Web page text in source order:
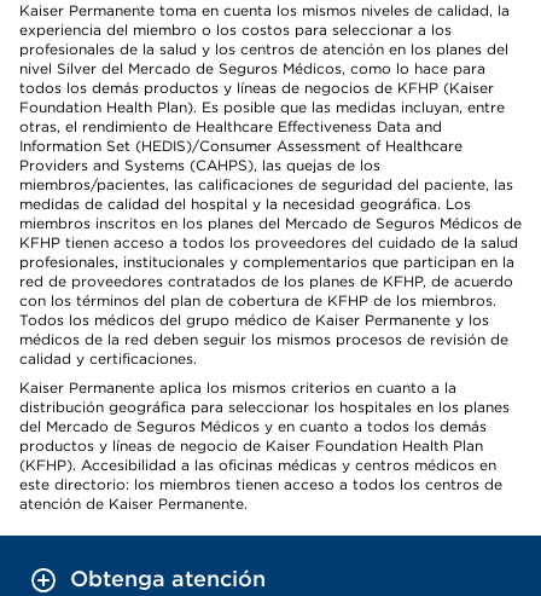
Kaiser Permanente toma en cuenta los mismos niveles de calidad, la
experiencia del miembro o los costos para seleccionar a los
profesionales de la salud y los centros de atención en los planes del
nivel Silver del Mercado de Seguros Médicos, como lo hace para
todos los demás productos y líneas de negocios de KFHP (Kaiser
Foundation Health Plan). Es posible que las medidas incluyan, entre
otras, el rendimiento de Healthcare Effectiveness Data and
Information Set (HEDIS)/Consumer Assessment of Healthcare
Providers and Systems (CAHPS), las quejas de los
miembros/pacientes, las calificaciones de seguridad del paciente, las
medidas de calidad del hospital y la necesidad geográfica. Los
miembros inscritos en los planes del Mercado de Seguros Médicos de
KFHP tienen acceso a todos los proveedores del cuidado de la salud
profesionales, institucionales y complementarios que participan en la
red de proveedores contratados de los planes de KFHP, de acuerdo
con los términos del plan de cobertura de KFHP de los miembros.
Todos los médicos del grupo médico de Kaiser Permanente y los
médicos de la red deben seguir los mismos procesos de revisión de
calidad y certificaciones.
Kaiser Permanente aplica los mismos criterios en cuanto a la
distribución geográfica para seleccionar los hospitales en los planes
del Mercado de Seguros Médicos y en cuanto a todos los demás
productos y líneas de negocio de Kaiser Foundation Health Plan
(KFHP). Accesibilidad a las oficinas médicas y centros médicos en
este directorio: los miembros tienen acceso a todos los centros de
atención de Kaiser Permanente.
Obtenga atención